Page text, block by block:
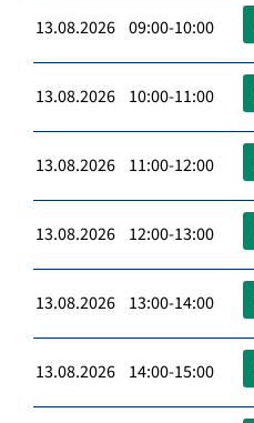
13.08.2026 09:00-10:00
13.08.2026 10:00-11:00
13.08.2026 11:00-12:00
13.08.2026 12:00-13:00
13.08.2026 13:00-14:00
13.08.2026 14:00-15:00